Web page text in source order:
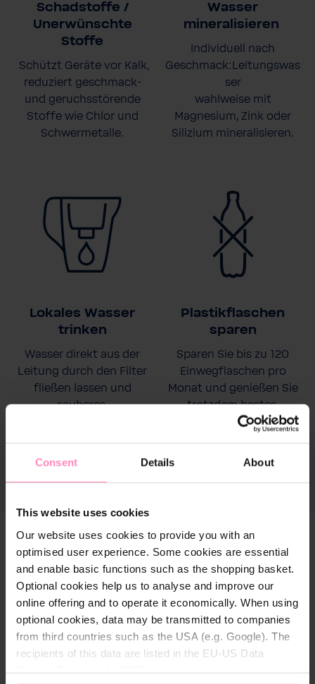
Consent Details About
This website uses cookies
Our website uses cookies to provide you with an
optimised user experience. Some cookies are essential
and enable basic functions such as the shopping basket.
Optional cookies help us to analyse and improve our
online offering and to operate it economically. When using
optional cookies, data may be transmitted to companies
from third countries such as the USA (e.g. Google). The
recipients of this data are listed in the EU-US Data
Schadstoffe /
Unerwünschte
Stoffe
Schützt Geräte vor Kalk,
reduziert geschmack-
und geruchsstörende
Stoffe wie Chlor und
Schwermetalle.
Wasser
mineralisieren
Individuell nach
Geschmack:Leitungswas
ser
wahlweise mit
Magnesium, Zink oder
Silizium mineralisieren.
Lokales Wasser
trinken
Wasser direkt aus der
Leitung durch den Filter
fließen lassen und
sauberes,
Plastikflaschen
sparen
Sparen Sie bis zu 120
Einwegflaschen pro
Monat und genießen Sie
trotzdem bestes,
mineralisiertes Wasser.